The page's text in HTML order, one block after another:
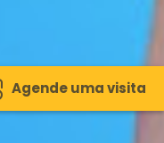
Agende uma visita